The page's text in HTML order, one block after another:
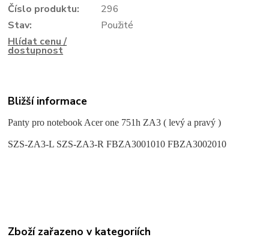
Číslo produktu:
296
Stav:
Použité
Hlídat cenu /
dostupnost
Bližší informace
Panty pro notebook Acer one 751h ZA3 ( levý a pravý )
SZS-ZA3-L SZS-ZA3-R FBZA3001010 FBZA3002010
Zboží zařazeno v kategoriích